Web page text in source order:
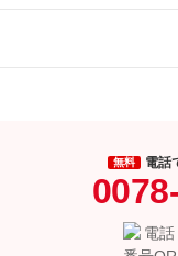
無料 電話